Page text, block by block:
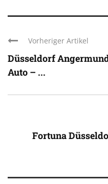
Vorheriger Artikel
Düsseldorf
Auto – ...
Fortuna